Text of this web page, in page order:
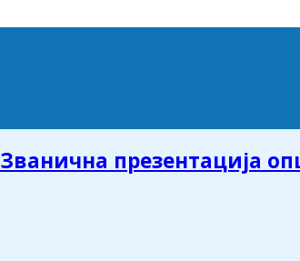
Званична презентација